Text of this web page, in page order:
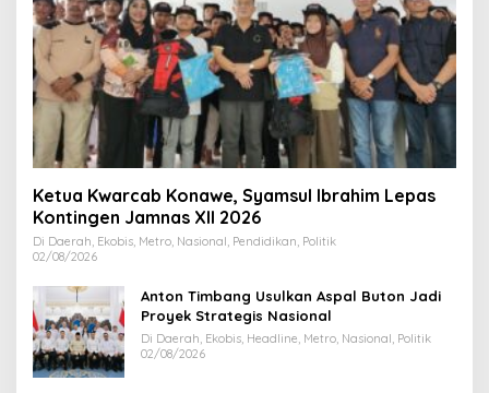
Ketua Kwarcab Konawe, Syamsul Ibrahim Lepas
Kontingen Jamnas XII 2026
Di Daerah, Ekobis, Metro, Nasional, Pendidikan, Politik
02/08/2026
Anton Timbang Usulkan Aspal Buton Jadi
Proyek Strategis Nasional
Di Daerah, Ekobis, Headline, Metro, Nasional, Politik
02/08/2026